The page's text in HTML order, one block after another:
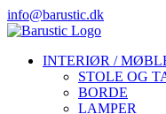
Skip
to
info@barustic.dk
instagram
facebook
pinterest
INTERIØR /
STOLE OG
BORDE
LAMPER